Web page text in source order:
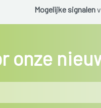
Mogelijke signalen
makkelijk
onze